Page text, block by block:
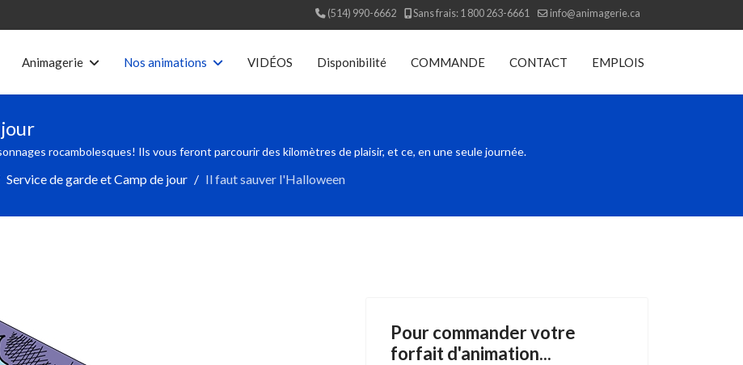
(514) 990-6662 Sans frais: 1 800 263-6661 info@animagerie.ca
Animagerie Nos animations VIDÉOS Disponibilité COMMANDE CONTACT EMPLOIS
rocambolesques! Ils vous feront parcourir des kilomètres de plaisir, et ce, en une seule journée.
Service de garde et Camp de jour Il faut sauver l'Halloween
Pour commander votre
forfait d'animation...